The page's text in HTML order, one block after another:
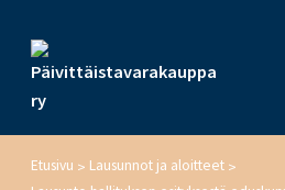
Etusivu > Lausunnot ja aloitteet >